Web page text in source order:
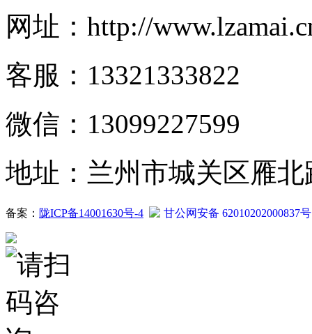
网址：http://
客服：13321333822
微信：13099227599
地址：兰州市城关区雁北
备案： 陇ICP备14001630号-4 甘公网安备 62010202000837号